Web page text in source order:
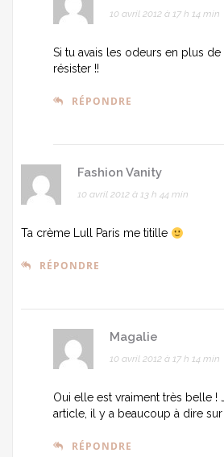
10 avril 2012 à 17 h 14 min
Si tu avais les odeurs en plus
résister !!
RÉPONDRE
Fashion Vanity
10 avril 2012 à 13 h 44 min
Ta crème Lull Paris me titille
RÉPONDRE
Magalie
10 avril 2012 à 17 h 14 min
Oui elle est vraiment très belle !
article, il y a beaucoup à dire
RÉPONDRE